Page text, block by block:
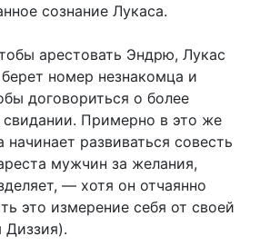
сознание Лукаса.
арестовать Эндрю, Лукас
берет номер незнакомца и
договориться о более
Примерно в это же
начинает развиваться совесть
мужчин за желания,
— хотя он отчаянно
это измерение себя от своей